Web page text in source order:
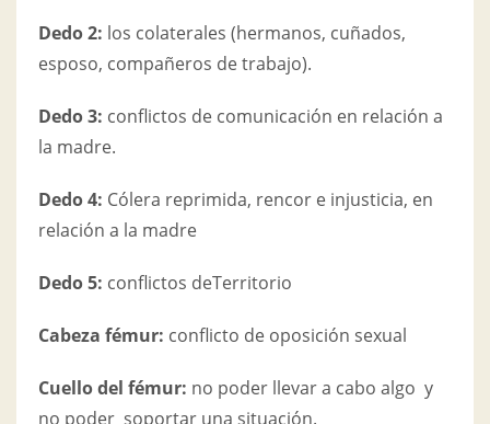
Dedo 2: los colaterales (hermanos, cuñados,
esposo, compañeros de trabajo).
Dedo 3: conflictos de comunicación en relación a
la madre.
Dedo 4: Cólera reprimida, rencor e injusticia, en
relación a la madre
Dedo 5: conflictos deTerritorio
Cabeza fémur: conflicto de oposición sexual
Cuello del fémur: no poder llevar a cabo algo y
no poder soportar una situación.